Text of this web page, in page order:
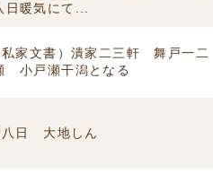
日暖気にて...
家文書）潰家二三軒 舞戸一二
小戸瀬干潟となる
八日 大地しん